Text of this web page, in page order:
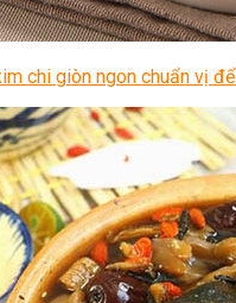
chi giòn ngon chuẩn vị